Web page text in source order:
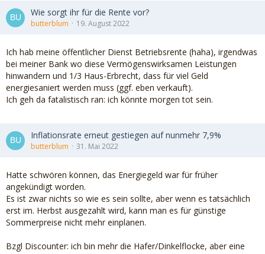
Wie sorgt ihr für die Rente vor?
butterblum 19. August 2022
Ich hab meine öffentlicher Dienst Betriebsrente (haha), irgendwas
bei meiner Bank wo diese Vermögenswirksamen Leistungen
hinwandern und 1/3 Haus-Erbrecht, dass für viel Geld
energiesaniert werden muss (ggf. eben verkauft).
Ich geh da fatalistisch ran: ich könnte morgen tot sein.
Inflationsrate erneut gestiegen auf nunmehr 7,9%
butterblum 31. Mai 2022
Hatte schwören können, das Energiegeld war für früher
angekündigt worden.
Es ist zwar nichts so wie es sein sollte, aber wenn es tatsächlich
erst im. Herbst ausgezahlt wird, kann man es für günstige
Sommerpreise nicht mehr einplanen.
Bzgl Discounter: ich bin mehr die Hafer/Dinkelflocke, aber eine